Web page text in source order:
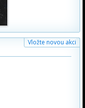
Vložte novou akci